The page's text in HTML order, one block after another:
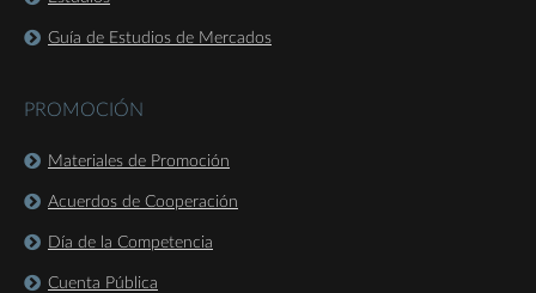
Guía de Estudios de Mercados
PROMOCIÓN
Materiales de Promoción
Acuerdos de Cooperación
Día de la Competencia
Cuenta Pública